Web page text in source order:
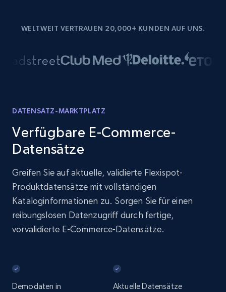
WELTWEIT VERTRAUEN 20,000+ KUNDEN AUF UNS.
DATENSATZ-MARKTPLATZ
Verfügbare E-Commerce-
Datensätze
Greifen Sie auf aktuelle, validierte Flexispot-
Produktdatensätze mit vollständigen
Kataloginformationen zu. Sorgen Sie für einen
reibungslosen Datenzugriff durch fertige,
vorvalidierte E-Commerce-Datensätze.
Demodaten in
Aktuelle Datensätze